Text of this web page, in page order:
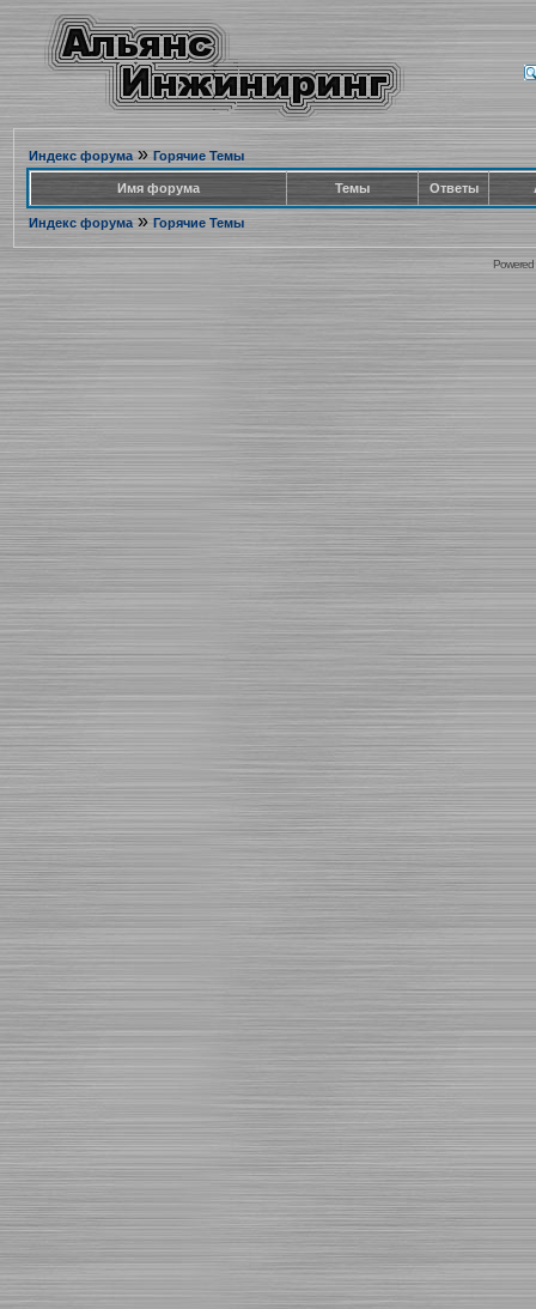
Индекс форума» Горячие Темы
Имя форума Темы Ответы
Индекс форума» Горячие Темы